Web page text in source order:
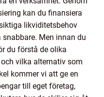
kan du finansiera
likviditetsbehov
Men innan du
du förstå de olika
vilka alternativ som
kommer vi att ge en
till eget företag,